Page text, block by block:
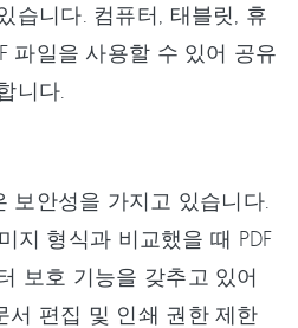
습니다. 컴퓨터, 태블릿, 휴
파일을 사용할 수 있어 공유
니다.
보안성을 가지고 있습니다.
지 형식과 비교했을 때 PDF
보호 기능을 갖추고 있어
서 편집 및 인쇄 권한 제한